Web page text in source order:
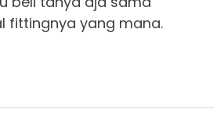
fittingnya yang mana.